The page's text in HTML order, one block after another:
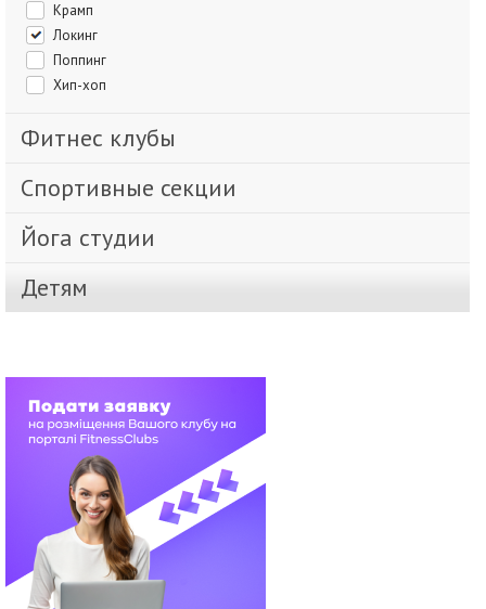
Крамп
Локинг
Поппинг
Хип-хоп
Фитнес клубы
Спортивные секции
Йога студии
Детям